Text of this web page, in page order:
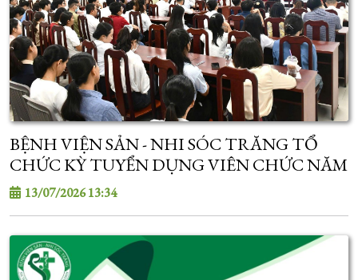
BỆNH VIỆN SẢN - NHI SÓC TRĂNG TỔ
CHỨC KỲ TUYỂN DỤNG VIÊN CHỨC NĂM
202613/07/2026 13:34